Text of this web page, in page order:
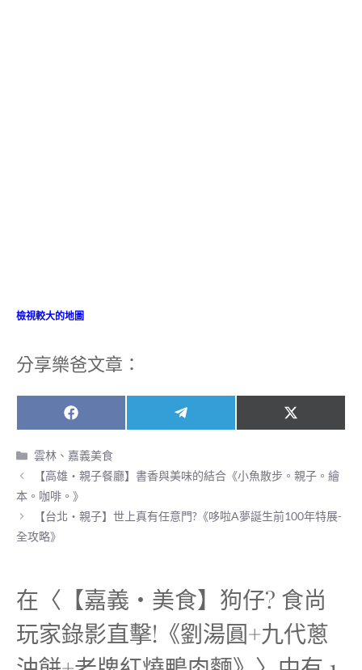
檢視較大的地圖
分享樂爸文章：
Share
on
F
a
c
e
b
o
o
k
Share
on
e
g
a
m
Share
on
X
(
i
e
分
類
雲林、嘉義美食
【高雄‧親子餐廳】書香與美味的結合《小魚散步。親子。繪
本。咖啡。》
【台北‧親子】世上真有任意門?《哆啦A夢誕生前100年特展-
全攻略》
在〈【嘉義‧美食】狗仔? 食尚
玩家錄影直擊!《劉湯圓+九代蔥